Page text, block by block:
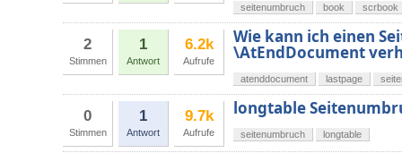
seitenumbruch book scrbook
2
Stimmen
1
Antwort
6.2k
Aufrufe
Wie kann ich einen
\AtEndDocument
atenddocument lastpage
0
Stimmen
1
Antwort
9.7k
Aufrufe
longtable
seitenumbruch longtable